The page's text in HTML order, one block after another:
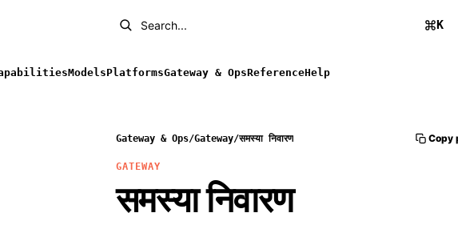
Search... K
ModelsPlatformsGateway & OpsReferenceHelp
Gateway & Ops/Gateway/समस्या निवारण Copy
GATEWAY
समस्या निवारण